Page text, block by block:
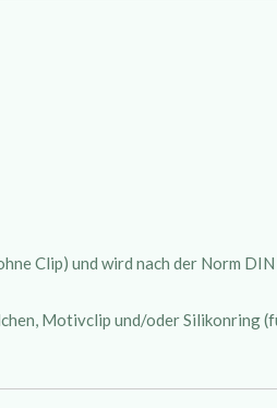
Clip) und wird nach der Norm
Motivclip und/oder Silikonring